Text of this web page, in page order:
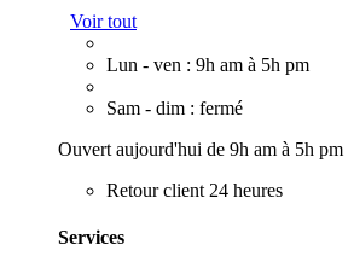
Voir tout
Lun - ven : 9h am à 5h pm
Sam - dim : fermé
Ouvert aujourd'hui de 9h am à 5h pm
Retour client 24 heures
Services